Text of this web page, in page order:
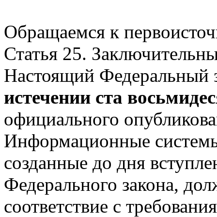
Обращаемся к
Статья 25.
Настоящий Федеральный
истечении ста
официального
Информационные
созданные до дня
Федерального закона,
соответствие с